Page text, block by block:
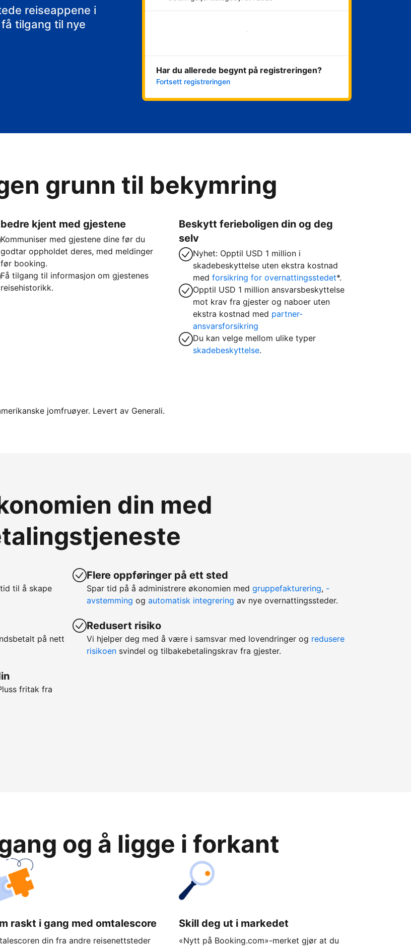
reiseappene i
tilgang til nye
Kom i gang nå
Har du allerede begynt på registreringen?
Fortsett registreringen
grunn til bekymring
kjent med gjestene
Kommuniser med gjestene dine før du
godtar oppholdet deres, med meldinger
før booking.
Få tilgang til informasjon om gjestenes
reisehistorikk.
Beskytt ferieboligen din og deg
selv
Nyhet: Opptil USD 1 million i
skadebeskyttelse uten ekstra kostnad
medforsikring for overnattingsstedet*.
Opptil USD 1 million ansvarsbeskyttelse
mot krav fra gjester og naboer uten
ekstra kostnad med partner-
ansvarsforsikring
Du kan velge mellom ulike typer
skadebeskyttelse.
jomfruøyer. Levert av Generali.
din med
til å skape
på nett
fritak fra
Flere oppføringer på ett sted
Spar tid på å administrere økonomien med gruppefakturering, -
avstemming og automatisk integrering av nye overnattingssteder.
Redusert risiko
Vi hjelper deg med å være i samsvar med lovendringer og redusere
risikoen svindel og tilbakebetalingskrav fra gjester.
og å ligge i forkant
raskt i gang med omtalescore
din fra andre reisenettsteder
Skill deg ut i markedet
«Nytt på Booking.com»-merket gjør at du